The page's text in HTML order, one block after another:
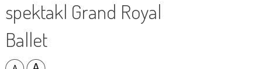
spektakl Grand Royal
Ballet